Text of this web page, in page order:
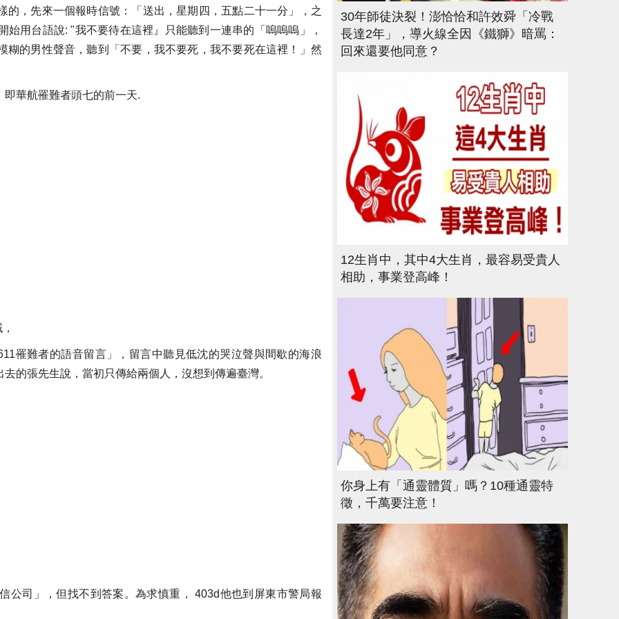
的，先來一個報時信號：「送出，星期四，五點二十一分」，之
用台語說: "我不要待在這裡』只能聽到一連串的「嗚嗚嗚」，
的男性聲音，聽到「不要，我不要死，我不要死在這裡！」然
華航罹難者頭七的前一天.
罹難者的語音留言」，留言中聽見低沈的哭泣聲與間歇的海浪
的張先生說，當初只傳給兩個人，沒想到傳遍臺灣。
公司」，但找不到答案。為求慎重， 403d他也到屏東市警局報
30年師徒決裂！澎恰恰和許效舜「冷戰
長達2年」，導火線全因《鐵獅》暗罵：
回來還要他同意？
12生肖中，其中4大生肖，最容易受貴人
相助，事業登高峰！
你身上有「通靈體質」嗎？10種通靈特
徵，千萬要注意！